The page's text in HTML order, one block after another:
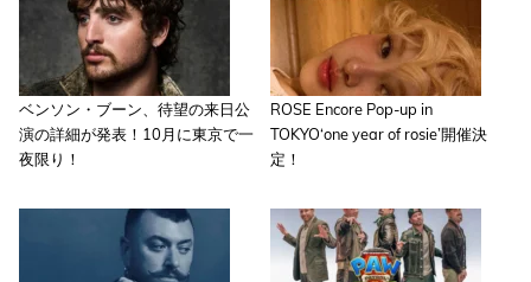
ベンソン・ブーン、待望の来日公
演の詳細が発表！10月に東京で一
夜限り！
ROSE Encore Pop-up in
TOKYO‘one year of rosie’開催決
定！